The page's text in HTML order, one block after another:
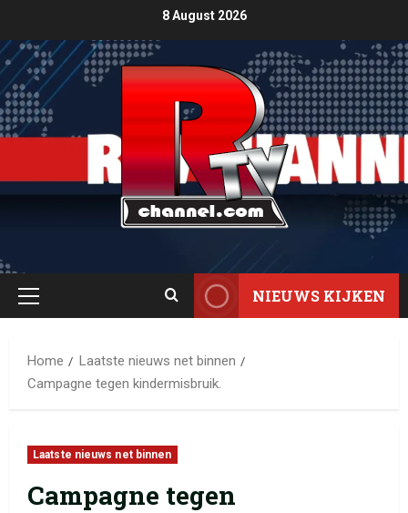
8 August 2026
NIEUWS KIJKEN
Home
Laatste nieuws net binnen
Campagne tegen kindermisbruik.
Laatste nieuws net binnen
Campagne tegen